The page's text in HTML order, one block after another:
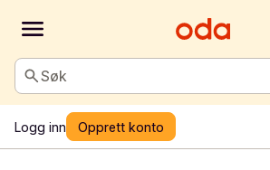
Søk
Logg inn Opprett konto